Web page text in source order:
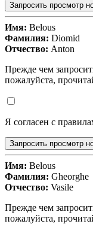
Запросить просмотр
Имя: Belous
Фамилия: Diomid
Отчество: Anton
Прежде чем
пожалуйста,
Я согласен с
Запросить просмотр
Имя: Belous
Фамилия: Gheorghe
Отчество: Vasile
Прежде чем
пожалуйста,